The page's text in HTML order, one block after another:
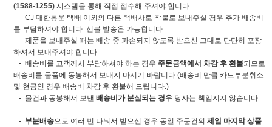
(1588-1255) 시스템을 통해 직접 접수해 주셔야 합니다.
- CJ 대한통운 택배 이외의 다른 택배사로 착불로 보내주실 경우 추가 배송비
를 부담하셔야 합니다. 선불 발송은 가능합니다.
- 제품을 보내주실 때는 배송 중 파손되지 않도록 받으신 그대로 단단히 포장
하셔서 보내주셔야 합니다.
- 배송비를 고객께서 부담하셔야 하는 경우 주문금액에서 차감 후 환불되므로
배송비를 물품에 동봉해서 보내지 마시기 바랍니다.(배송비 만큼 카드부분취소
및 현금인 경우 배송비 차감 후 환불해 드립니다.)
- 물건과 동봉해서 보낸 배송비가 분실되는 경우 당사는 책임지지 않습니다.
- 부분배송으로 여러 번 나눠서 받으신 경우 동일 주문건의 제일 마지막 상품